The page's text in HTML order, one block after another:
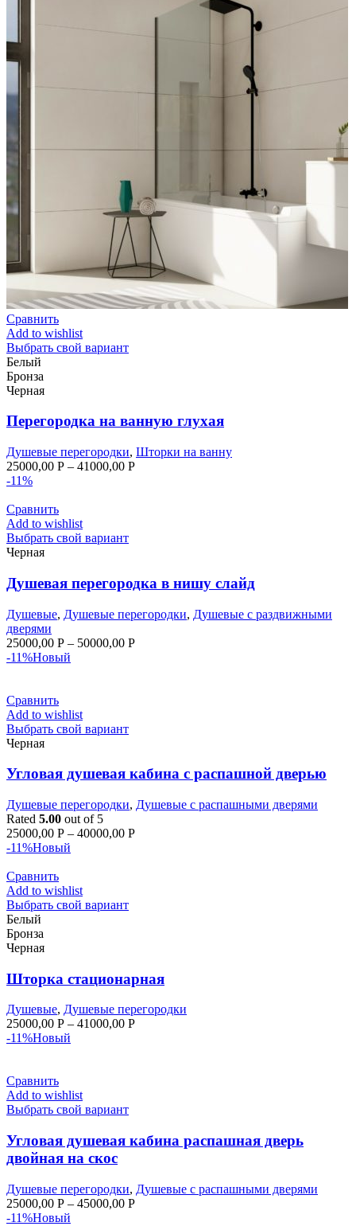
Сравнить
Add to wishlist
Выбрать свой вариант
Белый
Бронза
Черная
Перегородка на ванную глухая
Душевые перегородки, Шторки на ванну
25000,00 Р – 41000,00 Р
-11%
Сравнить
Add to wishlist
Выбрать свой вариант
Черная
Душевая перегородка в нишу слайд
Душевые, Душевые перегородки, Душевые с раздвижными
дверями
25000,00 Р – 50000,00 Р
-11%Новый
Сравнить
Add to wishlist
Выбрать свой вариант
Черная
Угловая душевая кабина с распашной дверью
Душевые перегородки, Душевые с распашными дверями
Rated 5.00 out of 5
25000,00 Р – 40000,00 Р
-11%Новый
Сравнить
Add to wishlist
Выбрать свой вариант
Белый
Бронза
Черная
Шторка стационарная
Душевые, Душевые перегородки
25000,00 Р – 41000,00 Р
-11%Новый
Сравнить
Add to wishlist
Выбрать свой вариант
Угловая душевая кабина распашная дверь
двойная на скос
Душевые перегородки, Душевые с распашными дверями
25000,00 Р – 45000,00 Р
-11%Новый